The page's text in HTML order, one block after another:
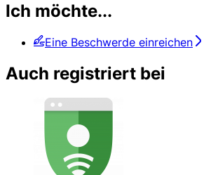
Ich möchte...
Eine Beschwerde einreichen
Auch registriert bei